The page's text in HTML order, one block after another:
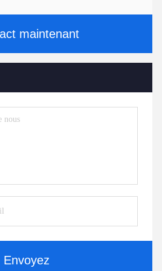
maintenant
Envoyez